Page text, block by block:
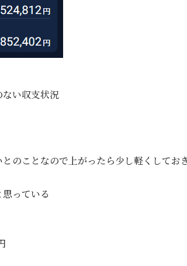
い収支状況
のことなので上がったら少し軽くしてお
っている